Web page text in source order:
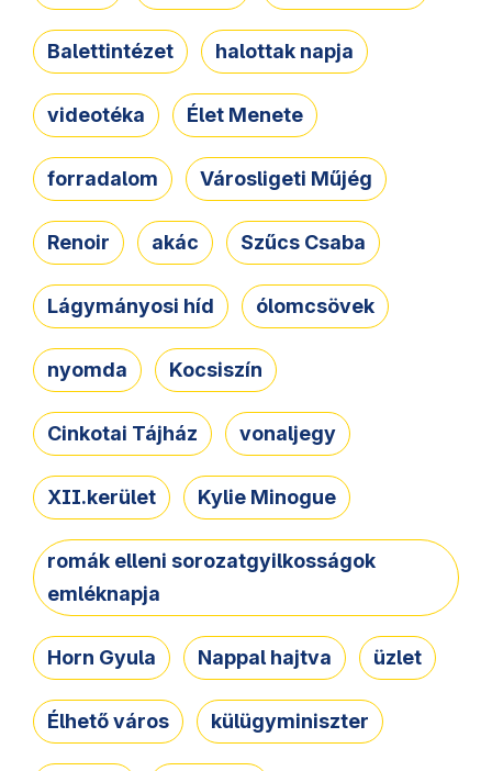
Balettintézet halottak napja
videotéka Élet Menete
forradalom Városligeti Műjég
Renoir akác Szűcs Csaba
Lágymányosi híd ólomcsövek
nyomda Kocsiszín
Cinkotai Tájház vonaljegy
XII.kerület Kylie Minogue
romák elleni sorozatgyilkosságok
emléknapja
Horn Gyula Nappal hajtva üzlet
Élhető város külügyminiszter